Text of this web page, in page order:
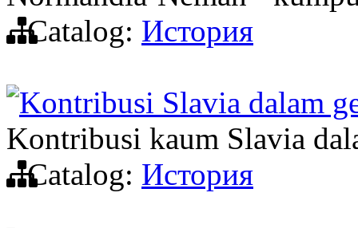
Catalog: История
Kontribusi Slavia dalam
Kontribusi kaum Slavia
Catalog: История